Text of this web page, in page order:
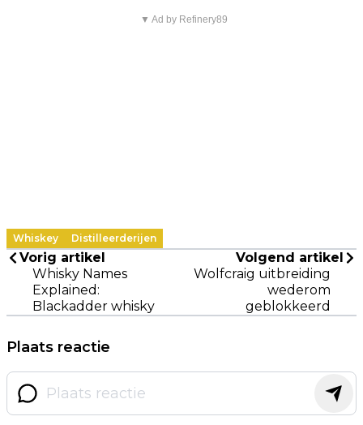
▼ Ad by Refinery89
Whiskey Distilleerderijen
Vorig artikel
Whisky Names
Explained:
Blackadder whisky
Volgend artikel
Wolfcraig uitbreiding
wederom
geblokkeerd
Plaats reactie